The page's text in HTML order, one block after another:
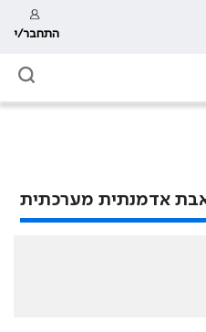
התחבר/י
אדמנתית מערכתית